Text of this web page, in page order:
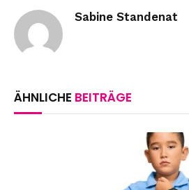
Sabine Standenat
ÄHNLICHE BEITRÄGE